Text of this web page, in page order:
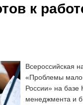
к
Всероссийская
«Проблемы
России» на базе
менеджмента и